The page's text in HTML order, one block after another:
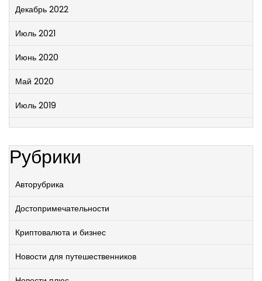
Декабрь 2022
Июль 2021
Июнь 2020
Май 2020
Июль 2019
Рубрики
Авторубрика
Достопримечательности
Криптовалюта и бизнес
Новости для путешественников